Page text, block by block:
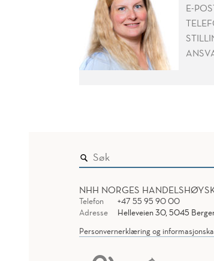
E-
NHH NORGES
Telefon
+47 55 95 90 00
Adresse
Helleveien 30, 5045
Personvernerklæring og